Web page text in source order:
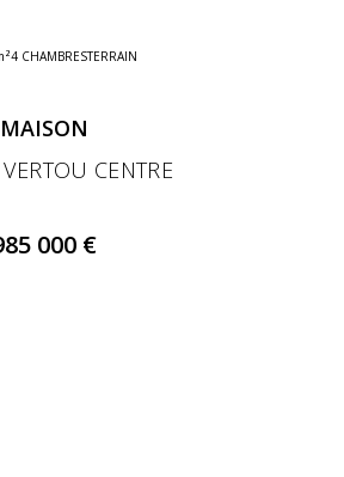
4 CHAMBRESTERRAIN
MAISON
CENTRE
000 €